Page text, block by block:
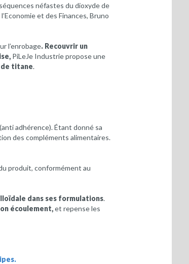
néfastes du dioxyde de
et des Finances, Bruno
l’enrobage. Recouvrir un
PiLeJe Industrie propose une
de titane.
adhérence). Étant donné sa
des compléments alimentaires.
produit, conformément au
dans ses formulations.
écoulement,et repense les